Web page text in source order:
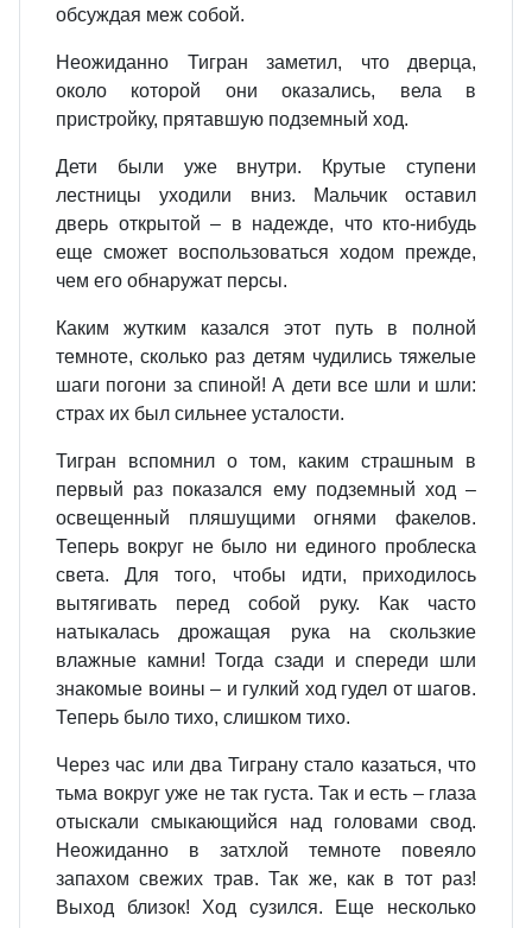
обсуждая меж собой.
Неожиданно Тигран заметил, что дверца,
около которой они оказались, вела в
пристройку, прятавшую подземный ход.
Дети были уже внутри. Крутые ступени
лестницы уходили вниз. Мальчик оставил
дверь открытой – в надежде, что кто‑нибудь
еще сможет воспользоваться ходом прежде,
чем его обнаружат персы.
Каким жутким казался этот путь в полной
темноте, сколько раз детям чудились тяжелые
шаги погони за спиной! А дети все шли и шли:
страх их был сильнее усталости.
Тигран вспомнил о том, каким страшным в
первый раз показался ему подземный ход –
освещенный пляшущими огнями факелов.
Теперь вокруг не было ни единого проблеска
света. Для того, чтобы идти, приходилось
вытягивать перед собой руку. Как часто
натыкалась дрожащая рука на скользкие
влажные камни! Тогда сзади и спереди шли
знакомые воины – и гулкий ход гудел от шагов.
Теперь было тихо, слишком тихо.
Через час или два Тиграну стало казаться, что
тьма вокруг уже не так густа. Так и есть – глаза
отыскали смыкающийся над головами свод.
Неожиданно в затхлой темноте повеяло
запахом свежих трав. Так же, как в тот раз!
Выход близок! Ход сузился. Еще несколько